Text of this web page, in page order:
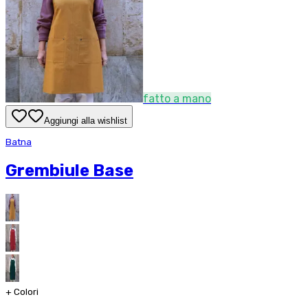
fatto a mano
Aggiungi alla wishlist
Batna
Grembiule Base
+ Colori